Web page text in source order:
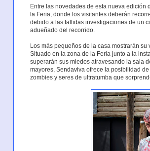
Entre las novedades de esta nueva
la Feria, donde los visitantes deberán
debido a las fallidas investigaciones de un
adueñado del recorrido.
Los más pequeños de la casa mostrarán
Situado en la zona de la Feria junto a la
superarán sus miedos atravesando la sala
mayores, Sendaviva ofrece la posibilidad
zombies y seres de ultratumba que